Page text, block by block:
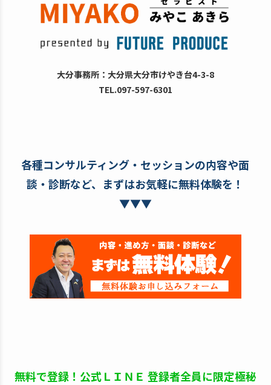
大分事務所：大分県大分市けやき台4-3-8
TEL.097-597-6301
各種コンサルティング・セッションの内容や面
談・診断など、まずはお気軽に無料体験を！
▼▼▼
無料で登録！公式ＬＩＮＥ 登録者全員に限定極秘